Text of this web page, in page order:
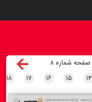
صفحه شماره ۸
۱۴ ۱۵ ۱۶ ۱۷ ۱۸